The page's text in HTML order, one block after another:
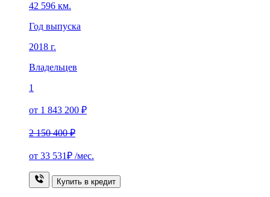
42 596 км.
Год выпуска
2018 г.
Владельцев
1
от 1 843 200 ₽
2 150 400 ₽
от 33 531₽ /мес.
Купить в кредит